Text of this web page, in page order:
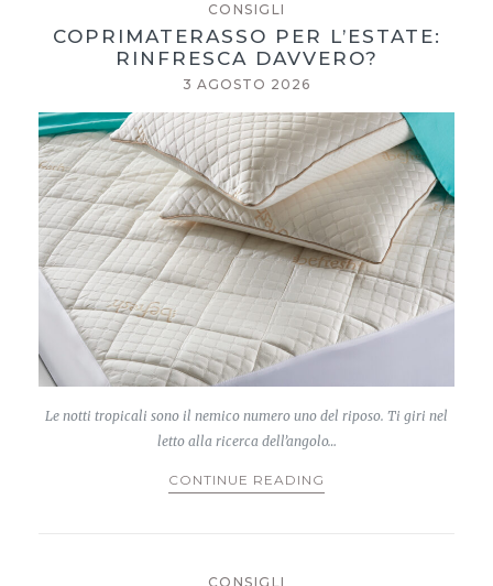
CONSIGLI
COPRIMATERASSO PER L’ESTATE:
RINFRESCA DAVVERO?
3 AGOSTO 2026
Le notti tropicali sono il nemico numero uno del riposo. Ti giri nel
letto alla ricerca dell’angolo…
CONTINUE READING
CONSIGLI